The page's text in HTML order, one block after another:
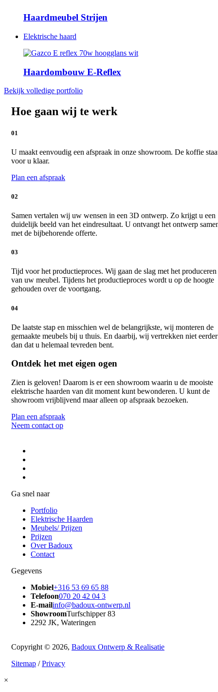
Haardmeubel Strijen
Elektrische haard
Haardombouw E-Reflex
Bekijk volledige portfolio
Hoe gaan wij te werk
01
U maakt eenvoudig een afspraak in onze showroom. De koffie
voor u klaar.
Plan een afspraak
02
Samen vertalen wij uw wensen in een 3D ontwerp. Zo krijgt u een
duidelijk beeld van het eindresultaat. U ontvangt het ontwerp
met de bijbehorende offerte.
03
Tijd voor het productieproces. Wij gaan de slag met het produceren
van uw meubel. Tijdens het productieproces wordt u op de hoogte
gehouden over de voortgang.
04
De laatste stap en misschien wel de belangrijkste, wij monteren de
gemaakte meubels bij u thuis. En daarbij, wij vertrekken niet eerder
dan dat u helemaal tevreden bent.
Ontdek het met eigen ogen
Zien is geloven! Daarom is er een showroom waarin u de mooiste
elektrische haarden van dit moment kunt bewonderen. U kunt de
showroom vrijblijvend maar alleen op afspraak bezoeken.
Plan een afspraak
Neem contact op
Ga snel naar
Portfolio
Elektrische Haarden
Meubels/ Prijzen
Prijzen
Over Badoux
Contact
Gegevens
Mobiel+316 53 69 65 88
Telefoon070 20 42 04 3
E-mailinfo@badoux-ontwerp.nl
ShowroomTurfschipper 83
2292 JK, Wateringen
Copyright © 2026, Badoux Ontwerp & Realisatie
Sitemap /Privacy
×